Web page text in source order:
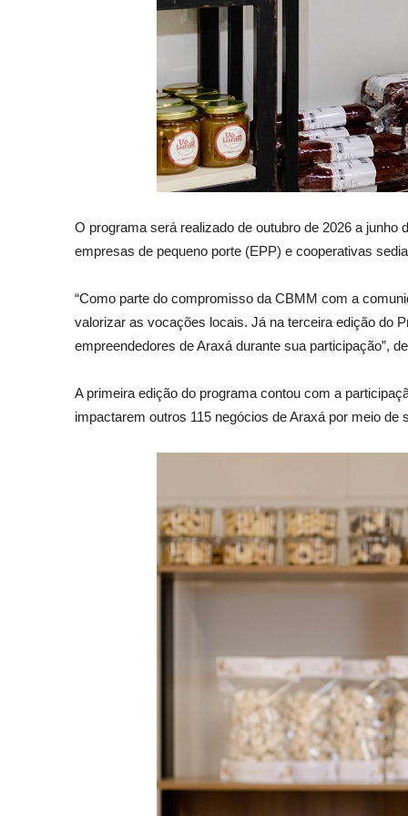
O programa será realizado de outubro de 2026 a
empresas de pequeno porte (EPP) e cooperativas
“Como parte do compromisso da CBMM com a
valorizar as vocações locais. Já na terceira edição do
empreendedores de Araxá durante sua participação”,
A primeira edição do programa contou com a
impactarem outros 115 negócios de Araxá por meio de